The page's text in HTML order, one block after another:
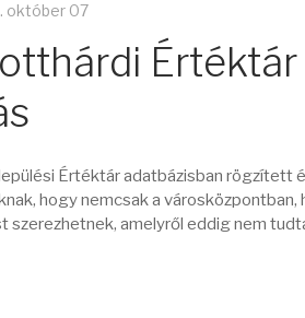
október 07
Értéktár adatbázisban
hogy nemcsak a városközpontban,
szerezhetnek, amelyről eddig nem